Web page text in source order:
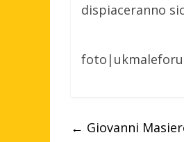
dispiaceranno
← Giovanni